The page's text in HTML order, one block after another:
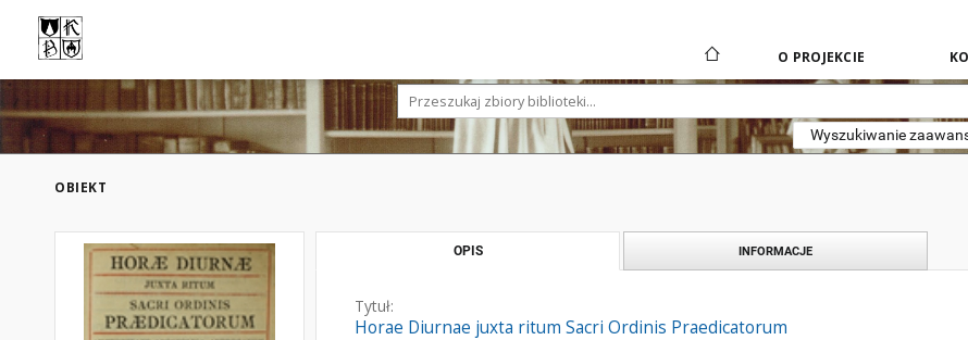
O PROJEKCIE
Wyszukiwanie
OBIEKT
OPIS INFORMACJE
Tytuł:
Horae Diurnae juxta ritum Sacri Ordinis Praedicatorum